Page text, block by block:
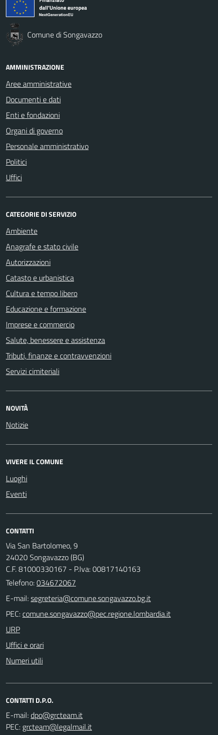
Comune di Songavazzo
AMMINISTRAZIONE
Aree amministrative
Documenti e dati
Enti e fondazioni
Organi di governo
Personale amministrativo
Politici
Uffici
CATEGORIE DI SERVIZIO
Ambiente
Anagrafe e stato civile
Autorizzazioni
Catasto e urbanistica
Cultura e tempo libero
Educazione e formazione
Imprese e commercio
Salute, benessere e assistenza
Tributi, finanze e contravvenzioni
Servizi cimiteriali
NOVITÀ
Notizie
VIVERE IL COMUNE
Luoghi
Eventi
CONTATTI
Via San Bartolomeo, 9
24020 Songavazzo (BG)
C.F. 81000330167 - P.Iva: 00817140163
Telefono:034672067
E-mail:
PEC:
URP
Uffici e orari
Numeri utili
CONTATTI D.P.O.
E-mail:
PEC: